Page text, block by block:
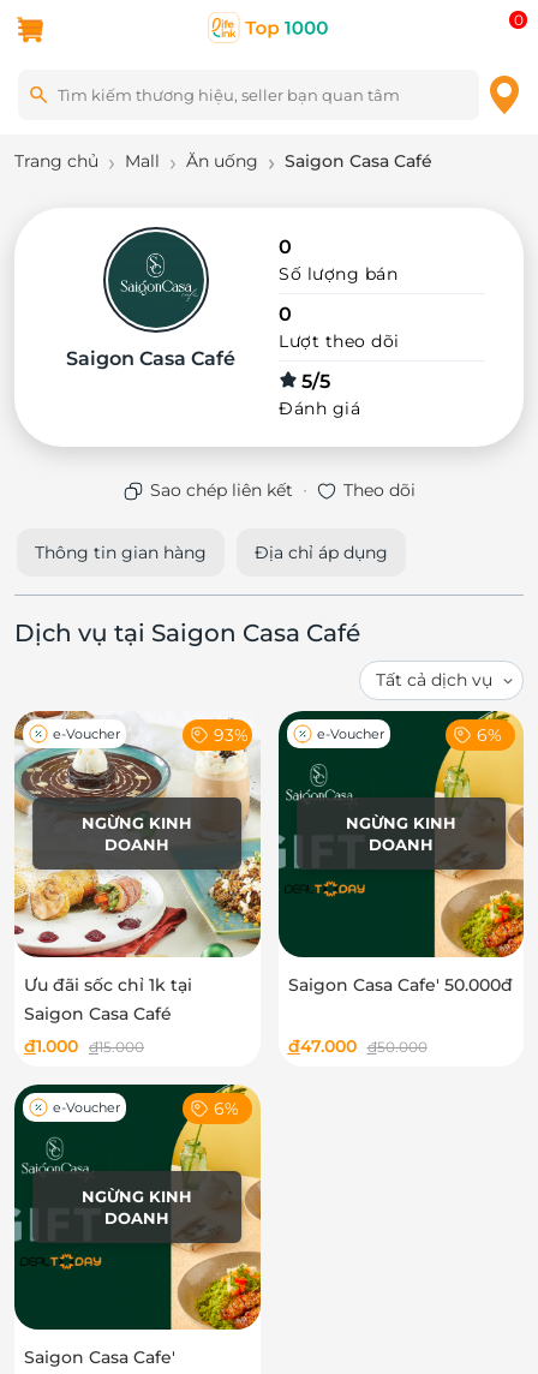
0
Trang chủ Mall Ăn uống Saigon Casa Café
Saigon Casa Café
0
Số lượng bán
0
Lượt theo dõi
5/5
Đánh giá
Sao chép liên kết · Theo dõi
Thông tin gian hàng Địa chỉ áp dụng
Dịch vụ tại Saigon Casa Café
NGỪNG KINH
DOANH
e-Voucher 93%
Ưu đãi sốc chỉ 1k tại
Saigon Casa Café
đ1.000 đ15.000
NGỪNG KINH
DOANH
e-Voucher 6%
Saigon Casa Cafe' 50.000đ
đ47.000 đ50.000
NGỪNG KINH
DOANH
e-Voucher 6%
Saigon Casa Cafe'